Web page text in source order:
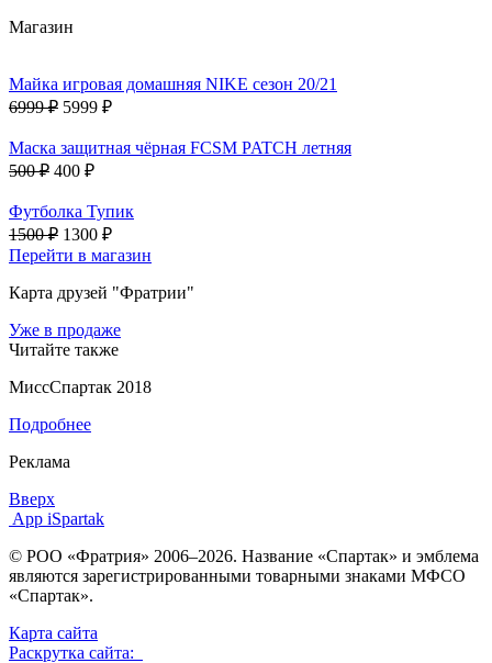
Магазин
Майка игровая домашняя NIKE сезон 20/21
6999 ₽ 5999 ₽
Маска защитная чёрная FCSM PATCH летняя
500 ₽ 400 ₽
Футболка Тупик
1500 ₽ 1300 ₽
Перейти в магазин
Карта друзей "Фратрии"
Уже в продаже
Читайте также
МиссСпартак 2018
Подробнее
Реклама
Вверх
App iSpartak
© РОО «Фратрия» 2006–2026. Название «Спартак» и эмблема
являются зарегистрированными товарными знаками МФСО
«Спартак».
Карта сайта
Раскрутка сайта: